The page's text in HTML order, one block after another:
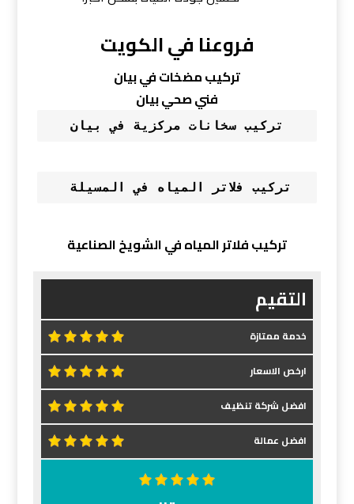
فروعنا في الكويت
تركيب مضخات في بيان
فني صحي بيان
تركيب سخانات مركزية في بيان
تركيب فلاتر المياه في المسيلة
تركيب فلاتر المياه في الشويخ الصناعية
التقيم
خدمة ممتازة
ارخص الاسعار
افضل شركة تنظيف
افضل عمالة